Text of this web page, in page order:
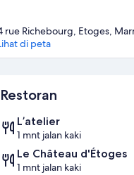
rue Richebourg, Etoges,
di peta
Restoran
L’atelier
1 mnt jalan kaki
Le Château d'Étoges
1 mnt jalan kaki